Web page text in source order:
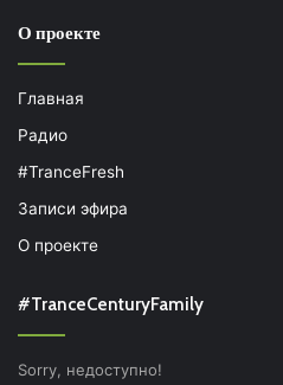
О проекте
Главная
Радио
#TranceFresh
Записи эфира
О проекте
#TranceCenturyFamily
Sorry, недоступно!